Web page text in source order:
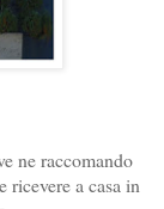
ne raccomando
ricevere a casa in